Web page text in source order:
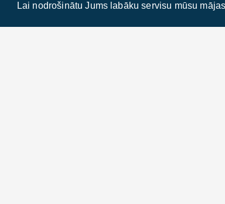
Lai nodrošinātu Jums labāku servisu mūsu